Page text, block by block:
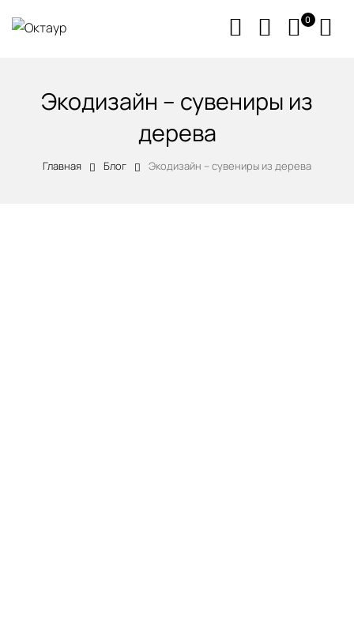
0
Экодизайн – сувениры из
дерева
Главная Блог Экодизайн – сувениры из дерева